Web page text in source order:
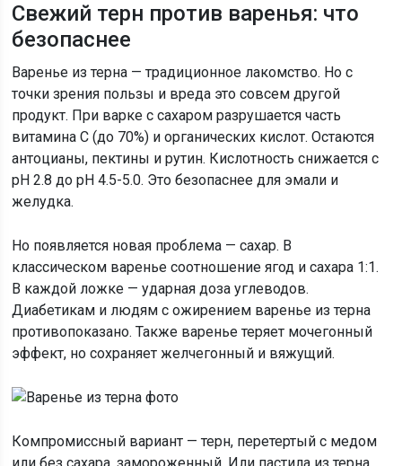
Свежий терн против варенья: что
безопаснее
Варенье из терна — традиционное лакомство. Но с
точки зрения пользы и вреда это совсем другой
продукт. При варке с сахаром разрушается часть
витамина С (до 70%) и органических кислот. Остаются
антоцианы, пектины и рутин. Кислотность снижается с
pH 2.8 до pH 4.5-5.0. Это безопаснее для эмали и
желудка.
Но появляется новая проблема — сахар. В
классическом варенье соотношение ягод и сахара 1:1.
В каждой ложке — ударная доза углеводов.
Диабетикам и людям с ожирением варенье из терна
противопоказано. Также варенье теряет мочегонный
эффект, но сохраняет желчегонный и вяжущий.
Компромиссный вариант — терн, перетертый с медом